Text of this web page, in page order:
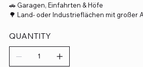
🚗 Garagen, Einfahrten & Höfe
🌳 Land- oder Industrieflächen mit großer
QUANTITY